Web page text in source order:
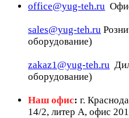
office@yug-teh.ru
sales@yug-teh.ru
оборудование)
zakaz1@yug-teh.ru
оборудование)
Наш офис: г.
14/2, литер А, офис